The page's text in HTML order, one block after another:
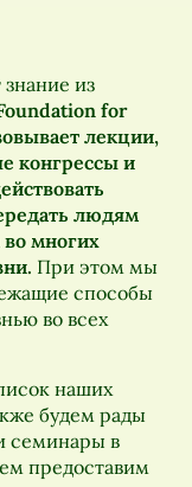
из
for
лекции,
конгрессы и
людям
многих
При этом мы
способы
во всех
наших
будем рады
семинары в
предоставим